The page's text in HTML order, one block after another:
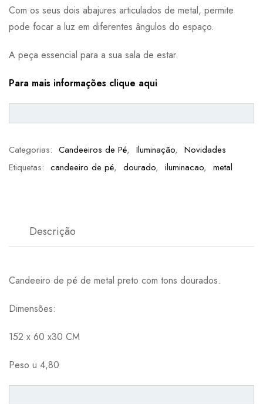
Com os seus dois abajures articulados de metal, permite
pode focar a luz em diferentes ângulos do espaço.
A peça essencial para a sua sala de estar.
Para mais informações clique aqui
Categorias: Candeeiros de Pé, Iluminação, Novidades
Etiquetas: candeeiro de pé, dourado, iluminacao, metal
Descrição
Candeeiro de pé de metal preto com tons dourados.
Dimensões:
152 x 60 x30 CM
Peso u 4,80